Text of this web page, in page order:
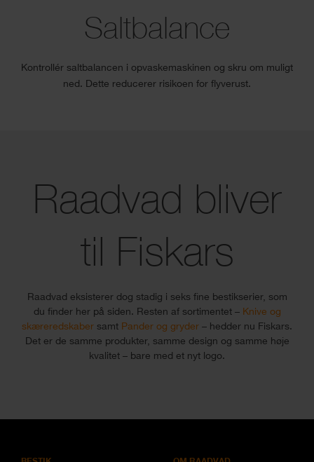
Saltbalance
Kontrollér saltbalancen i opvaskemaskinen og skru om muligt
ned. Dette reducerer risikoen for flyverust.
Raadvad bliver
til Fiskars
Raadvad eksisterer dog stadig i seks fine bestikserier, som
du finder her på siden. Resten af sortimentet – Knive og
skæreredskaber samt Pander og gryder – hedder nu Fiskars.
Det er de samme produkter, samme design og samme høje
kvalitet – bare med et nyt logo.